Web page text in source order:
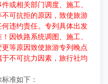
或相关部门调度、施工、
可抗拒的原因，致使旅游
违约责任。专列具体出发
因铁路系统调图、施工、
等原因致使旅游专列晚点
不可抗力因素，旅行社均
准如下：